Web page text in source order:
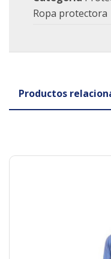
Ropa protectora
Productos